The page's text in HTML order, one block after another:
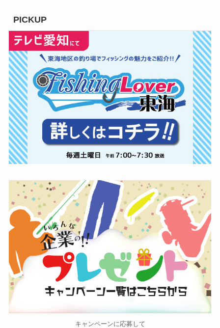
PICKUP
キャンペーンに応募して